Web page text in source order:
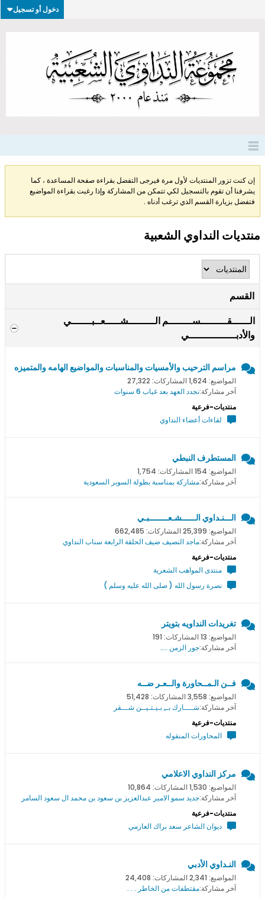
دخول أو تسجيل
إن كنت تزور المنتديات لأول مرة فيرجى التفضل بقراءة صفحة المساعدة ، كما
يشرفنا أن تقوم بالتسجيل لكي تتمكن من المشاركة وإذا رغبت بقراءة المواضيع
فتفضل بزيارة القسم الذي ترغب أدناه .
منتديات النداوي الشعبية
القسم
الــــــقـــــــــســــــــم الـــــــــشـــــعــبـــــــي
والأدبــــــــــــــــي
مراسم الترحيب والأمسيات والمناسبات والمواضيع الهامه والمتميزه
المواضيع: 1,624 المشاركات: 27,322
آخر مشاركة:نجدد العهد بعد غياب 6 سنوات
منتديات-فرعية
لقاءات أعضاء النداوي
المستطرف النبطي
المواضيع: 154 المشاركات: 1,754
آخر مشاركة:مشاركة بمناسبة بطولة السوبر السعودية
الـــنـداوي الــــــشـعــــــــبـي
المواضيع: 25,399 المشاركات: 662,485
آخر مشاركة:ماجد النصيف ضيف الحلقة الرابعة سناب النداوي
منتديات-فرعية
منتدى المواهب الشعرية
نصرة رسول الله ( صلى الله عليه وسلم )
تغريدات النداويه بتويتر
المواضيع: 13 المشاركات: 191
آخر مشاركة:جور الزمن ....
فــن الـمــحاورة والــعـر ضــه
المواضيع: 3,558 المشاركات: 51,428
آخر مشاركة:شــــارك بــِ بـيـتـيــن شـــقر
منتديات-فرعية
المحاورات المنقوله
مركز النداوي الاعلامي
المواضيع: 1,530 المشاركات: 10,864
آخر مشاركة:جديد سمو اﻻمير عبدالعزيز بن سعود بن محمد ال سعود السامر
منتديات-فرعية
ديوان الشاعر سعد براك العازمي
النـداوي الأدبي
المواضيع: 2,341 المشاركات: 24,408
آخر مشاركة:مقتطفات من الخاطر . . .